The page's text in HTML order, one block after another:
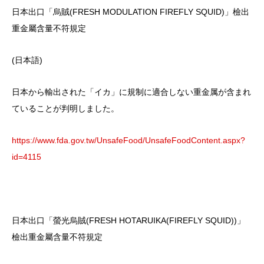
日本出口「烏賊(FRESH MODULATION FIREFLY SQUID)」檢出
重金屬含量不符規定
(日本語)
日本から輸出された「イカ」に規制に適合しない重金属が含まれ
ていることが判明しました。
https://www.fda.gov.tw/UnsafeFood/UnsafeFoodContent.aspx?
id=4115
日本出口「螢光烏賊(FRESH HOTARUIKA(FIREFLY SQUID))」
檢出重金屬含量不符規定